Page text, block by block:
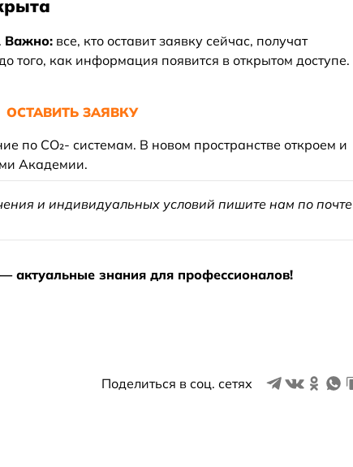
Важно: все, кто оставит заявку сейчас, получат
того, как информация появится в открытом доступе.
ОСТАВИТЬ ЗАЯВКУ
по CO₂- системам. В новом пространстве откроем и
Академии.
и индивидуальных условий пишите нам по почте
актуальные знания для профессионалов!
Поделиться в соц. сетях